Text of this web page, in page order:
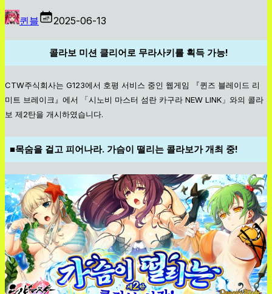
퀸블 2025-06-13
콜라보 미션 클리어로 무라사키를 획득 가능!
CTW주식회사는 G123에서 호평 서비스 중인 웹게임 『퀸즈 블레이드 리
미트 브레이크』에서 「시노비 마스터 섬란 카구라 NEW LINK」와의 콜라
보 제2탄을 개시하였습니다.
■목숨을 걸고 피어나라. 가슴이 떨리는 콜라보가 개최 중!